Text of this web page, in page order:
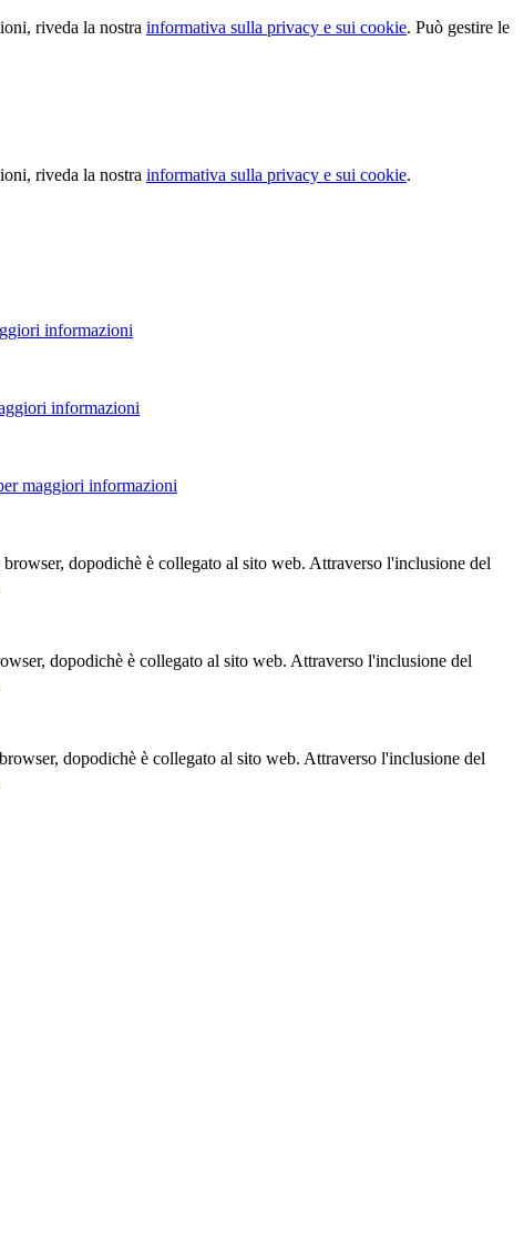
riveda la nostra informativa sulla privacy e sui cookie. Può gestire le
riveda la nostra informativa sulla privacy e sui cookie.
informazioni
informazioni
maggiori informazioni
dopodichè è collegato al sito web. Attraverso l'inclusione del
dopodichè è collegato al sito web. Attraverso l'inclusione del
dopodichè è collegato al sito web. Attraverso l'inclusione del